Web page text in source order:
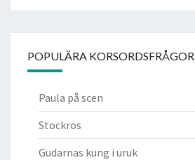
POPULÄRA KORSORDSFRÅGOR
Paula på scen
Stockros
Gudarnas kung i uruk